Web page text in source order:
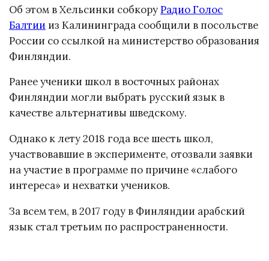
Об этом в Хельсинки собкоруРадио Голос
Балтии из Калининграда сообщили в посольстве
России со ссылкой на министерство образования
Финляндии.
Ранее ученики школ в восточных районах
Финляндии могли выбрать русский язык в
качестве альтернативы шведскому.
Однако к лету 2018 года все шесть школ,
участвовавшие в эксперименте, отозвали заявки
на участие в программе по причине «слабого
интереса» и нехватки учеников.
За всем тем, в 2017 году в Финляндии арабский
язык стал третьим по распространенности.